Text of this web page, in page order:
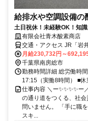
給排水や空調設備の
土日祝休！未経験OK！知
有限会社青木酸素商店
交通・アクセス JR「岩
ェンジより車5分
月給230,732円～
千葉県南房総市
勤務時間詳細 総労働時
17:15（実働8時間） ■
仕事内容 ＼ー✨✨✨✨ー
の通り道をつくる、社
問いません。 「手に職
スキ...